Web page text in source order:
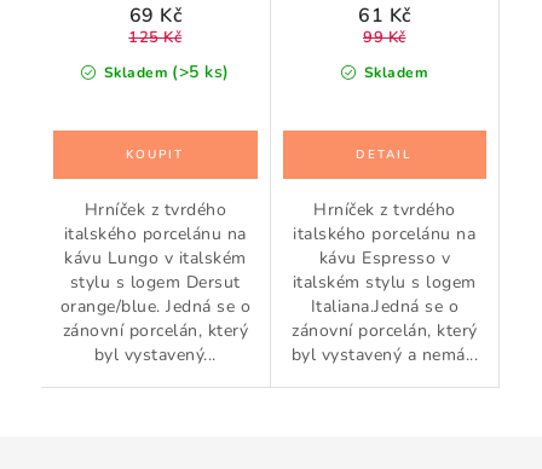
Skladem (>5 ks)
69 Kč
125 Kč
Hrníček z tvrdého
italského porcelánu na
kávu Lungo v italském
stylu s logem Dersut
orange/blue. Jedná se o
zánovní porcelán, který
byl vystavený...
Skladem
61 Kč
99 Kč
Hrníček z tvrdého
italského porcelánu na
kávu Espresso v
italském stylu s logem
Italiana.Jedná se o
zánovní porcelán, který
byl vystavený a nemá...